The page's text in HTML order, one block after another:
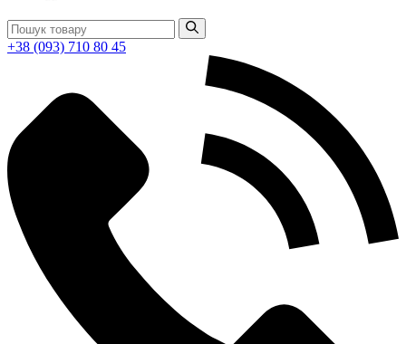
+38 (093) 710 80 45